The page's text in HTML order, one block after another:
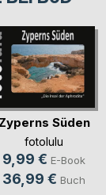
Zyperns Süden
fotolulu
9,99 € E-Book
36,99 € Buch